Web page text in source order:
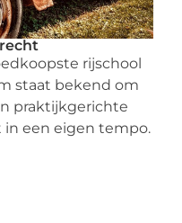
rijschool
staat bekend om
praktijkgerichte
in een eigen tempo.